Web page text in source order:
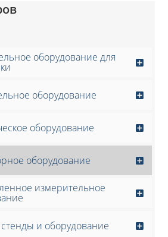
оборудование для
оборудование
оборудование
оборудование
измерительное
и оборудование